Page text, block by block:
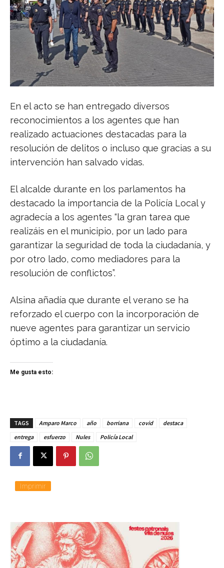
En el acto se han entregado diversos
reconocimientos a los agentes que han
realizado actuaciones destacadas para la
resolución de delitos o incluso que gracias a su
intervención han salvado vidas.
El alcalde durante en los parlamentos ha
destacado la importancia de la Policía Local y
agradecía a los agentes “la gran tarea que
realizáis en el municipio, por un lado para
garantizar la seguridad de toda la ciudadanía, y
por otro lado, como mediadores para la
resolución de conflictos”.
Alsina añadía que durante el verano se ha
reforzado el cuerpo con la incorporación de
nueve agentes para garantizar un servicio
óptimo a la ciudadanía.
Me gusta esto:
TAGS Amparo Marco año borriana covid
destaca
entrega
esfuerzo Nules Policía Local
Imprimir